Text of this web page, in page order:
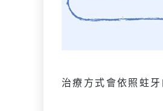
治療方式會依照蛀